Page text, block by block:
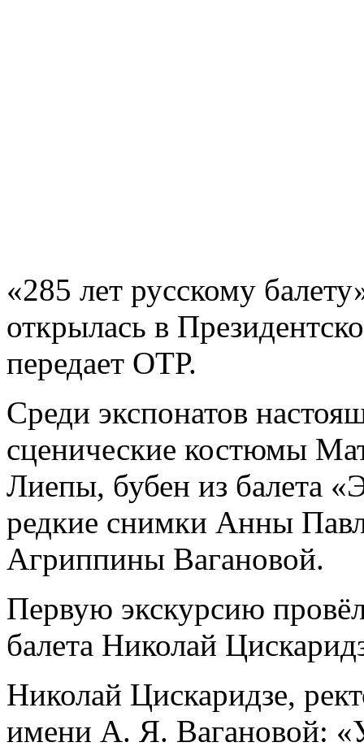
«285 лет русскому
открылась в
передает ОТР.
Среди экспонатов
сценические костюмы
Лиепы, бубен из балета
редкие снимки Анны
Агриппины Вагановой.
Первую экскурсию
балета Николай
Николай Цискаридзе,
имени А. Я. Вагановой: